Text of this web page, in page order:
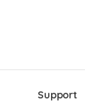
Support